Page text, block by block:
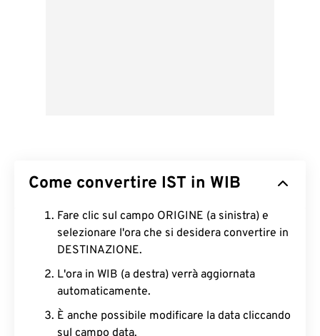
Come convertire IST in WIB
Fare clic sul campo ORIGINE (a sinistra) e
selezionare l'ora che si desidera convertire in
DESTINAZIONE.
L'ora in WIB (a destra) verrà aggiornata
automaticamente.
È anche possibile modificare la data cliccando
sul campo data.